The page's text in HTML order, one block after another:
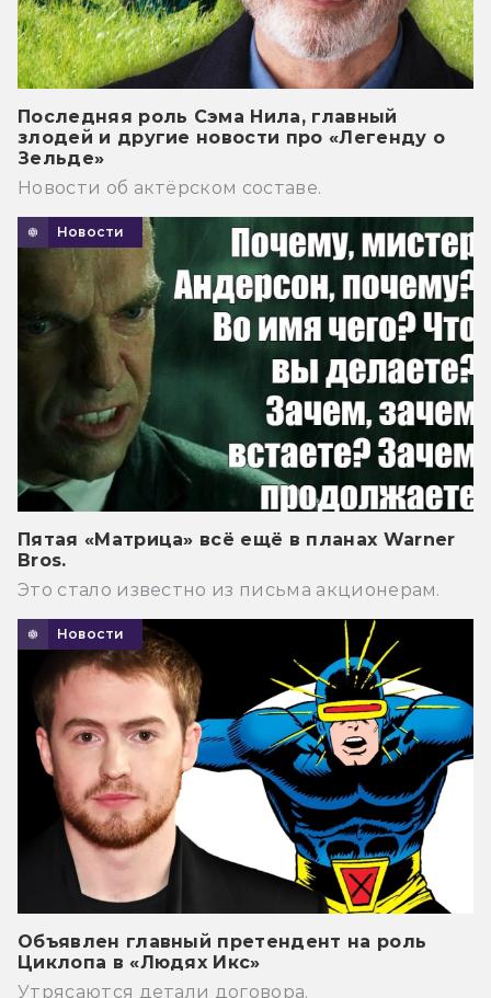
Последняя роль Сэма Нила, главный
злодей и другие новости про «Легенду о
Зельде»
Новости об актёрском составе.
Новости
Пятая «Матрица» всё ещё в планах Warner
Bros.
Это стало известно из письма акционерам.
Новости
Объявлен главный претендент на роль
Циклопа в «Людях Икс»
Утрясаются детали договора.